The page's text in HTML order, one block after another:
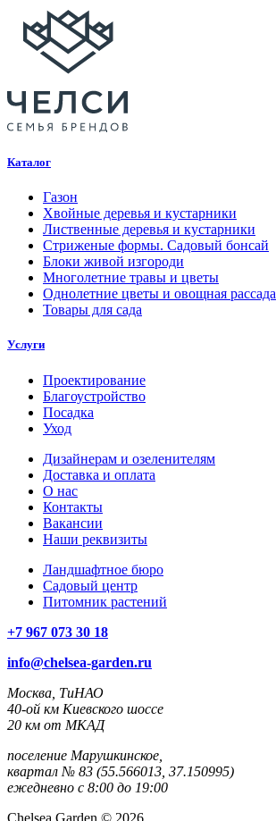
Каталог
Газон
Хвойные деревья и кустарники
Лиственные деревья и кустарники
Стриженые формы. Садовый бонсай
Блоки живой изгороди
Многолетние травы и цветы
Однолетние цветы и овощная рассада
Товары для сада
Услуги
Проектирование
Благоустройство
Посадка
Уход
Дизайнерам и озеленителям
Доставка и оплата
О нас
Контакты
Вакансии
Наши реквизиты
Ландшафтное бюро
Садовый центр
Питомник растений
+7 967 073 30 18
info@chelsea-garden.ru
Москва, ТиНАО
40-ой км Киевского шоссе
20 км от МКАД
поселение Марушкинское,
квартал № 83 (55.566013, 37.150995)
ежедневно с 8:00 до 19:00
Chelsea Garden © 2026